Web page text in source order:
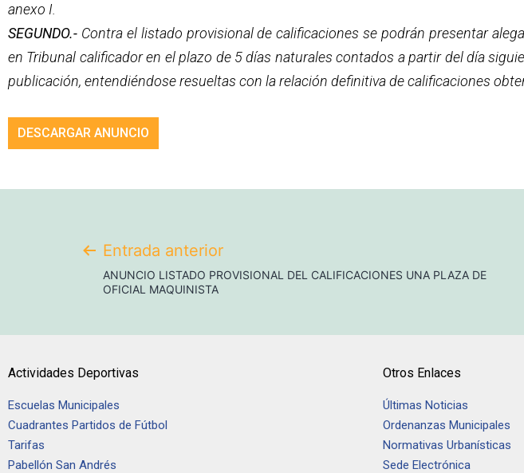
anexo I.
SEGUNDO.- Contra el listado provisional de calificaciones se podrán presentar
en Tribunal calificador en el plazo de 5 días naturales contados a partir del día
publicación, entendiéndose resueltas con la relación definitiva de calificaciones
DESCARGAR ANUNCIO
Entrada anterior
ANUNCIO LISTADO PROVISIONAL DEL CALIFICACIONES UNA PLAZA DE
OFICIAL MAQUINISTA
Actividades Deportivas
Escuelas Municipales
Cuadrantes Partidos de Fútbol
Tarifas
Pabellón San Andrés
Otros Enlaces
Últimas Noticias
Ordenanzas Municipales
Normativas Urbanísticas
Sede Electrónica